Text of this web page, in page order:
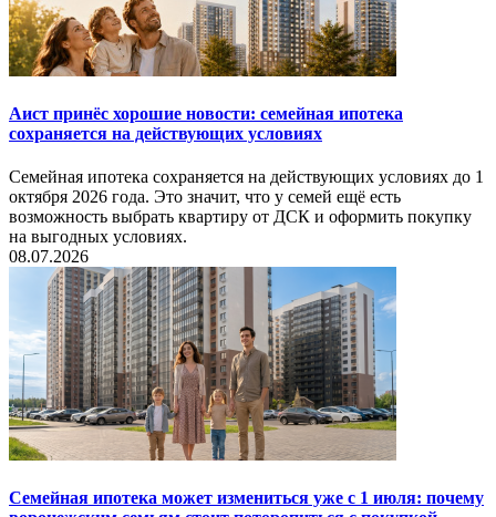
Аист принёс хорошие новости: семейная ипотека
сохраняется на действующих условиях
Семейная ипотека сохраняется на действующих условиях до 1
октября 2026 года. Это значит, что у семей ещё есть
возможность выбрать квартиру от ДСК и оформить покупку
на выгодных условиях.
08.07.2026
Семейная ипотека может измениться уже с 1 июля: почему